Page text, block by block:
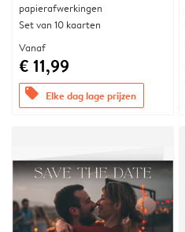
papierafwerkingen
Set van 10 kaarten
Vanaf
€ 11,99
offers Elke dag lage prijzen